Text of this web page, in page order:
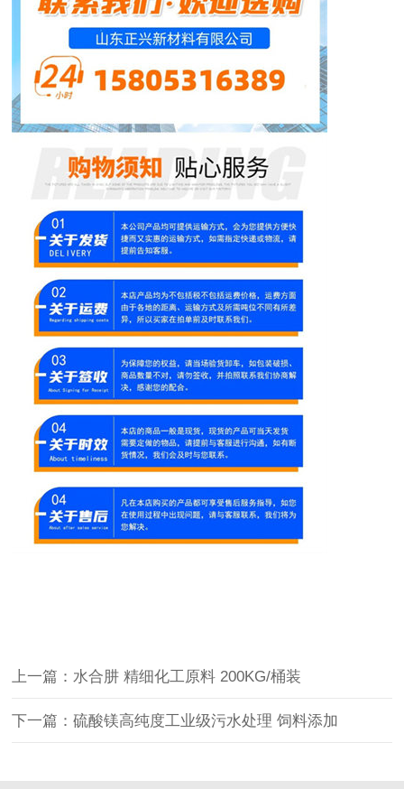
上一篇：水合肼 精细化工原料 200KG/桶装
下一篇：硫酸镁高纯度工业级污水处理 饲料添加